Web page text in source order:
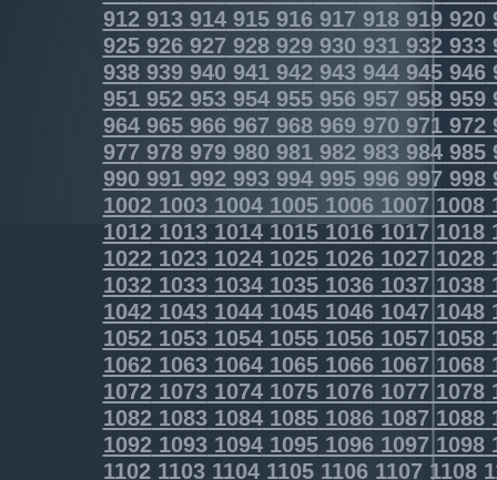
912913914915916917 918919920
925926927928929930 931932933
938939940941942943944945946
951952953954955956957 958959
964965966967 968969970 971972
977 978979980981982983984985
990991992993994995996997998
100210031004100510061007 1008
1012101310141015101610171018
1022102310241025102610271028
1032103310341035103610371038
1042104310441045104610471048
1052105310541055105610571058
1062106310641065106610671068
1072107310741075107610771078
1082108310841085108610871088
1092109310941095109610971098
1102110311041105110611071108